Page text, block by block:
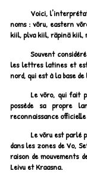
Voici,
noms : võru, eastern
kiil, plva kiil, räpinä kiil,
Souvent
les lettres latines et
nord, qui est à la base
Le võro, qui fait
possède sa propre
reconnaissance
Le võru est parlé
dans les zones de Vo,
raison de mouvements
Leivu et Kraasna.